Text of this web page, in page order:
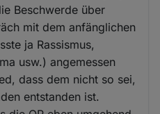
Beschwerde über
mit dem anfänglichen
ja Rassismus,
usw.) angemessen
dass dem nicht so sei,
entstanden ist.